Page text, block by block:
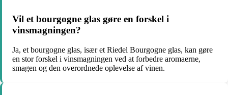
Vil et bourgogne glas gøre en forskel i
vinsmagningen?
Ja, et bourgogne glas, især et Riedel Bourgogne glas, kan gøre
en stor forskel i vinsmagningen ved at forbedre aromaerne,
smagen og den overordnede oplevelse af vinen.